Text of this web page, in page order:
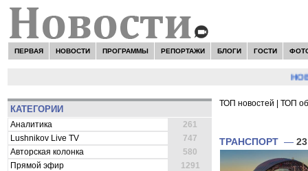
ПЕРВАЯ НОВОСТИ ПРОГРАММЫ РЕПОРТАЖИ БЛОГИ ГОСТИ
КАТЕГОРИИ
Аналитика
261
Lushnikov Live TV
747
Авторская колонка
580
Прямой эфир
1291
ТОП новостей ТОП
ТРАНСПОРТ —